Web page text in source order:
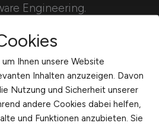
Engineering.
– Software Entwickler – IT
Ihnen unsere Website
Inhalten anzuzeigen. Davon
Nutzung und Sicherheit unserer
andere Cookies dabei helfen,
und Funktionen anzubieten. Sie